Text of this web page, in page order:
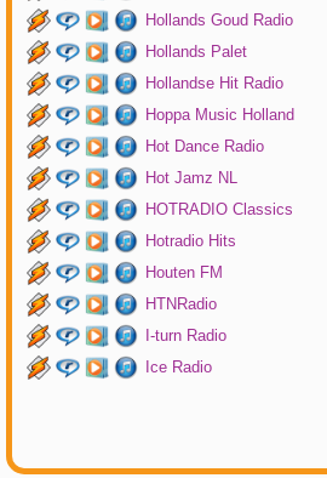
Hollands Goud Radio
Hollands Palet
Hollandse Hit Radio
Hoppa Music Holland
Hot Dance Radio
Hot Jamz NL
HOTRADIO Classics
Hotradio Hits
Houten FM
HTNRadio
I-turn Radio
Ice Radio